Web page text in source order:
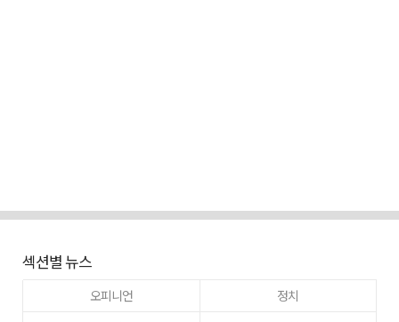
섹션별 뉴스
오피니언
정치